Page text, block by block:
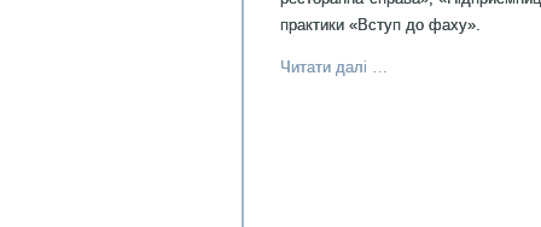
практики «Вступ до фаху».
Читати далі …